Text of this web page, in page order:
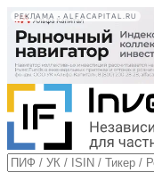
РЕКЛАМА • ALFACAPITAL.RU